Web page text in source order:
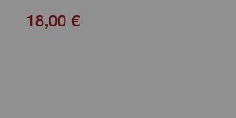
18,00 €